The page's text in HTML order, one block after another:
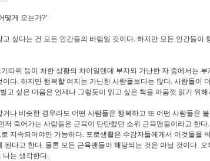
떻게 오는가?‘
고 싶다는 건 모든 인간들의 바램일 것이다. 하지만 모든 인간들이
따위 등이 처한 상황의 차이일텐데 부자와 가난한 자 중에서는
이다. 하지만 행복할 여지는 가난한 사람들보다는 많다. 사람들이
고 싶은 마음은 언제나 그렇듯이 읽고 싶은 책을 마음껏 읽기 위
거나 비슷한 경우라도 어떤 사람들은 행복하고 또 어떤 사람들은
저 죽어가는 사람들은 근육이 탄탄했던 소위 근육맨들이라고 한
지속되어야만 가능하다. 포로생활은 수감자들에게서 이것들을
된다고 한다. 물론 모든 근육맨들이 해당되는 것은 아닐 것이다.
나는 생각한다.